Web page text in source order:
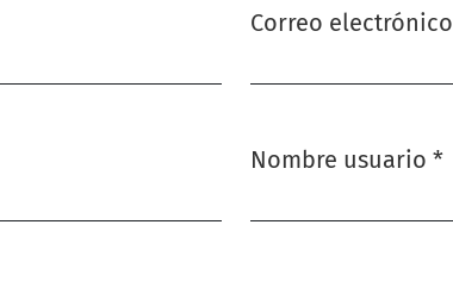
Correo electrónico
Nombre usuario *